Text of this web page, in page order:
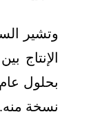
وتشير
بحلول عام 2035، بحسب ما جاء في تقرير حديث، حصلت
نسخة منه.